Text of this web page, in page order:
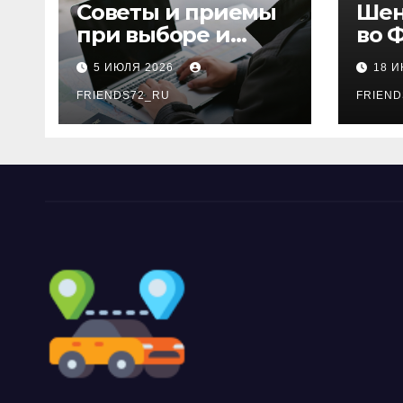
Советы и приемы
при выборе и
бронировании
авиабилетов
5 ИЮЛЯ 2026
FRIENDS72_RU
во
18